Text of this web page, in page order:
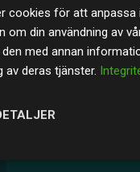
– ett tydligt bevis
cookies för att
om din användning av
med annan
av deras tjänster.